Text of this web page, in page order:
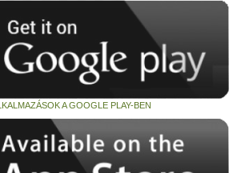
A GOOGLE PLAY-BEN